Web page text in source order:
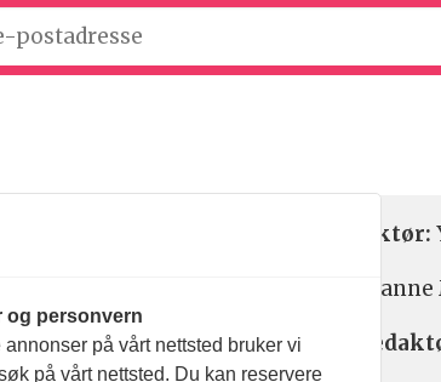
Nyhetsredaktør:
Ansvarlig
og personvern
på vårt nettsted bruker vi
på vårt nettsted. Du kan reservere